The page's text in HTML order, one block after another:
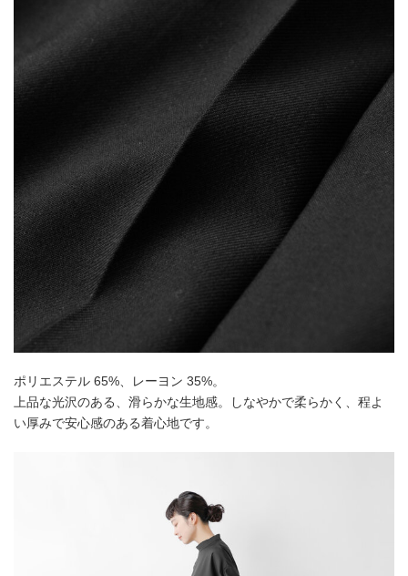
ポリエステル 65%、レーヨン 35%。
上品な光沢のある、滑らかな生地感。しなやかで柔らかく、程よ
い厚みで安心感のある着心地です。